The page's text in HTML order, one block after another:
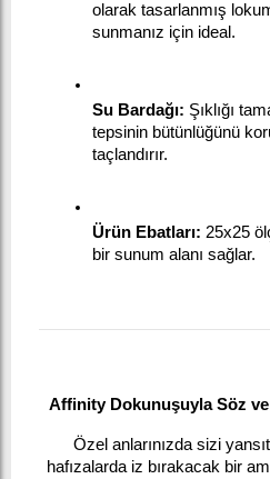
olarak tasarlanmış
sunmanız için ideal.
Su Bardağı: Şıklığı
tepsinin bütünlüğünü
taçlandırır.
Ürün Ebatları: 25x25
bir sunum alanı sağlar.
Affinity Dokunuşuyla Söz ve
Özel anlarınızda sizi
hafızalarda iz bırakacak bir